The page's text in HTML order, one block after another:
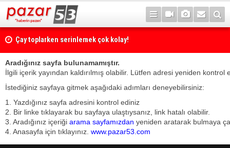
Çay toplarken serinlemek çok kolay!
Aradığınız sayfa bulunamamıştır.
İlgili içerik yayından kaldırılmış olabilir. Lütfen adresi yeniden kontrol
İstediğiniz sayfaya gitmek aşağıdaki adımları deneyebilirsiniz:
1. Yazdığınız sayfa adresini kontrol ediniz
2. Bir linke tıklayarak bu sayfaya ulaştıysanız, link hatalı olabilir.
3. Aradığınız içeriği arama sayfamızdan yeniden aratarak bulmaya
4. Anasayfa için tıklayınız. www.pazar53.com